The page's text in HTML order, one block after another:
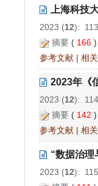
上海科技
2023 (12):
摘要 ( 166
参考文献 | 相
2023年《
2023 (12):
摘要 ( 142
参考文献 | 相
“数据治理
2023 (12):